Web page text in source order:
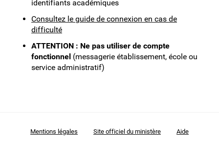
identifiants académiques
Consultez le guide de connexion en cas de
difficulté
ATTENTION : Ne pas utiliser de compte
fonctionnel (messagerie établissement, école ou
service administratif)
Mentions légales Site officiel du ministère Aide